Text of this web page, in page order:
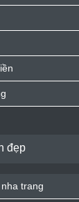
đẹp
trang